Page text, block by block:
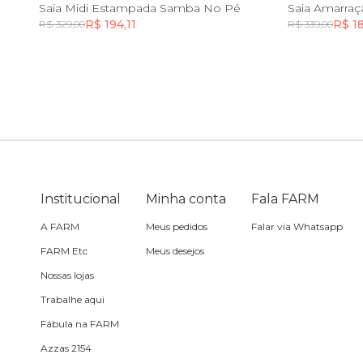
Sling
PP GG
Saia Midi Estampada Samba No Pé
R$ 329,00R$ 194,11
Saia
R$ 339,00R$
Institucional
A FARM
FARM Etc
Nossas lojas
Trabalhe aqui
Fábula na FARM
Azzas 2154
Minha conta
Meus pedidos
Meus desejos
Fala FARM
Falar via Whatsapp